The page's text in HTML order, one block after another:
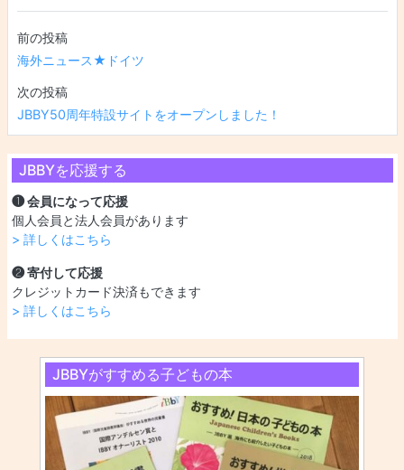
JBBYを応援する
❶ 会員になって応援
個人会員と法人会員があります
> 詳しくはこちら
❷ 寄付して応援
クレジットカード決済もできます
> 詳しくはこちら
JBBYがすすめる子どもの本
投稿ナビゲーション
海外ニュース★ドイツ
JBBY50周年特設サイトをオープンしました！